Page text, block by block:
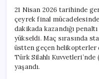
21 Nisan 2026 tarihinde
çeyrek final
dakikada kazandığı
yükseldi. Maç sırasında
üstten geçen helikopterler
Türk Silahlı
yaşandı.